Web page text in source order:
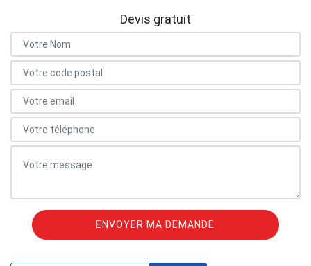
Devis gratuit